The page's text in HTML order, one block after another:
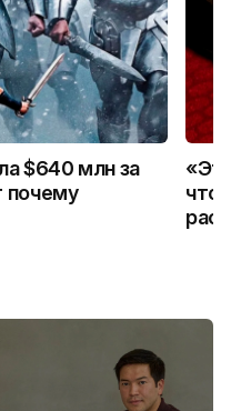
$640 млн за
почему
что